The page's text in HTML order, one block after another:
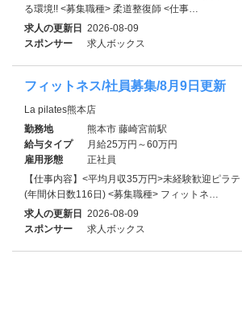
る環境!! <募集職種> 柔道整復師 <仕事…
求人の更新日 2026-08-09
スポンサー
求人ボックス
フィットネス/社員募集/8月9日更新
La pilates熊本店
勤務地
熊本市 藤崎宮前駅
給与タイプ
月給25万円～60万円
雇用形態
正社員
【仕事内容】<平均月収35万円>未経験歓迎ピラ
(年間休日数116日) <募集職種> フィットネ…
求人の更新日 2026-08-09
スポンサー
求人ボックス